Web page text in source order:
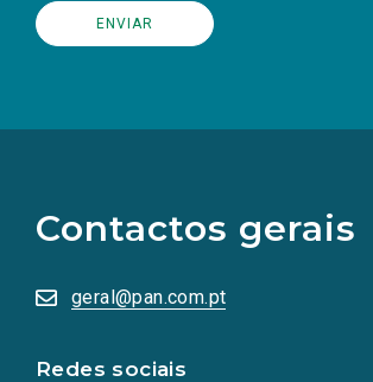
Contactos gerais
geral@pan.com.pt
Redes sociais
redes
sociais
numa
nova